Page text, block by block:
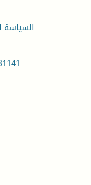
السياسة